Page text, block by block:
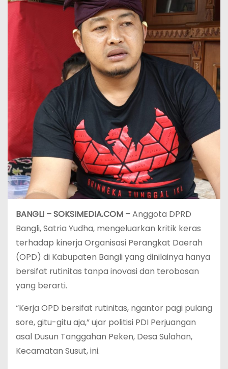
BANGLI – SOKSIMEDIA.COM –Anggota DPRD
Bangli, Satria Yudha, mengeluarkan kritik keras
terhadap kinerja Organisasi Perangkat Daerah
(OPD) di Kabupaten Bangli yang dinilainya hanya
bersifat rutinitas tanpa inovasi dan terobosan
yang berarti.
“Kerja OPD bersifat rutinitas, ngantor pagi pulang
sore, gitu-gitu aja,” ujar politisi PDI Perjuangan
asal Dusun Tanggahan Peken, Desa Sulahan,
Kecamatan Susut, ini.